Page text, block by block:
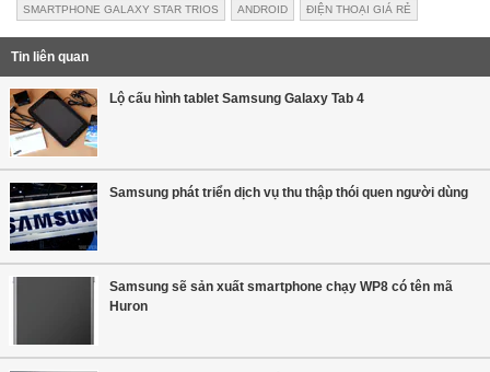
SMARTPHONE GALAXY STAR TRIOS ANDROID ĐIỆN THOẠI GIÁ RẺ
Tin liên quan
Lộ cấu hình tablet Samsung Galaxy Tab 4
Samsung phát triển dịch vụ thu thập thói quen người dùng
Samsung sẽ sản xuất smartphone chạy WP8 có tên mã
Huron